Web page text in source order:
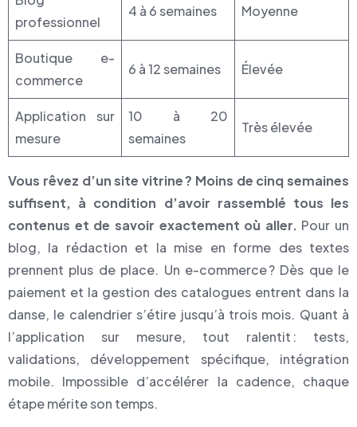
professionnel
4 à 6 semaines Moyenne
Boutique e-
commerce
6 à 12 semaines Élevée
Application sur
mesure
10 à 20
semaines
Très élevée
Vous rêvez d’un site vitrine ? Moins de cinq semaines
suffisent, à condition d’avoir rassemblé tous les
contenus et de savoir exactement où aller. Pour un
blog, la rédaction et la mise en forme des textes
prennent plus de place. Un e-commerce ? Dès que le
paiement et la gestion des catalogues entrent dans la
danse, le calendrier s’étire jusqu’à trois mois. Quant à
l’application sur mesure, tout ralentit : tests,
validations, développement spécifique, intégration
mobile. Impossible d’accélérer la cadence, chaque
étape mérite son temps.